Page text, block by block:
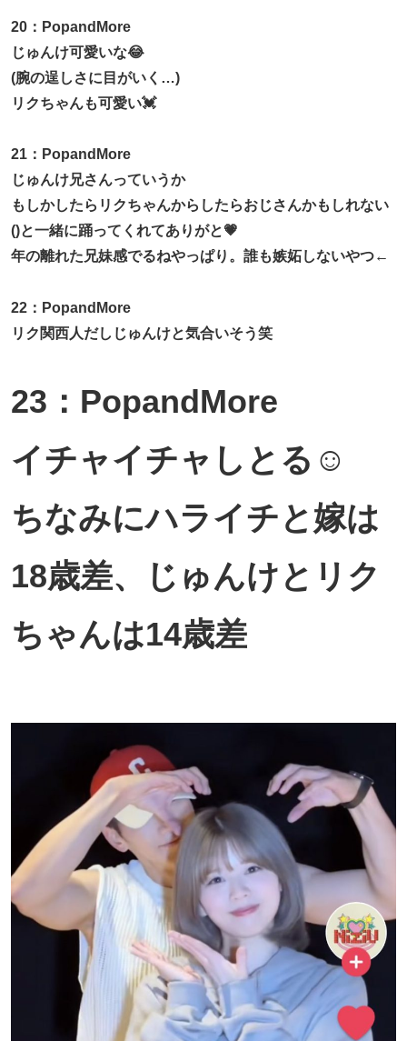
20：PopandMore
じゅんけ可愛いな😂
(腕の逞しさに目がいく…)
リクちゃんも可愛い💓
21：PopandMore
じゅんけ兄さんっていうか
もしかしたらリクちゃんからしたらおじさんかもしれない
()と一緒に踊ってくれてありがと💗
年の離れた兄妹感でるねやっぱり。誰も嫉妬しないやつ←
22：PopandMore
リク関西人だしじゅんけと気合いそう笑
23：PopandMore
イチャイチャしとる☺️
ちなみにハライチと嫁は
18歳差、じゅんけとリク
ちゃんは14歳差